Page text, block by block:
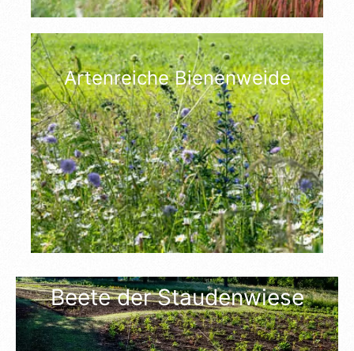
Artenreiche Bienenweide
Beete der Staudenwiese